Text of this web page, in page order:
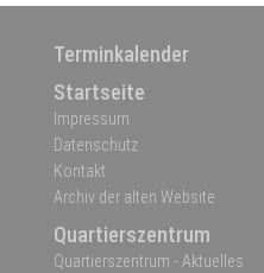
Terminkalender
Startseite
Impressum
Datenschutz
Kontakt
Archiv der alten Website
Quartierszentrum
Quartierszentrum - Aktuelles